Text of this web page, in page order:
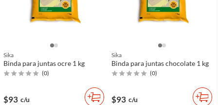
Sika
Binda para juntas ocre 1 kg
(0)
$93 c/u
Sika
Binda para juntas chocolate 1 kg
(0)
$93 c/u